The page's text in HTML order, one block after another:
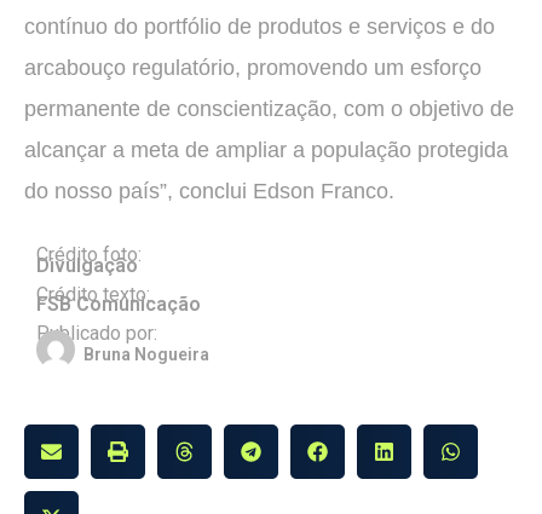
contínuo do portfólio de produtos e serviços e do
arcabouço regulatório, promovendo um esforço
permanente de conscientização, com o objetivo de
alcançar a meta de ampliar a população protegida
do nosso país”, conclui Edson Franco.
Crédito foto:
Divulgação
Crédito texto:
FSB Comunicação
Publicado por:
Bruna Nogueira